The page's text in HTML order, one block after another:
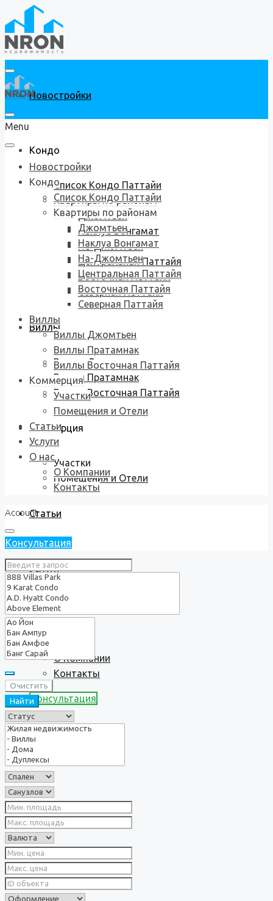
Новостройки
Кондо
Список Кондо Паттайи
Квартиры по районам
Джомтьен
Наклуа Вонгамат
На-Джомтьен
Центральная Паттайя
Восточная Паттайя
Северная Паттайя
Виллы
Виллы Джомтьен
Виллы Пратамнак
Виллы Восточная Паттайя
Коммерция
Участки
Помещения и Отели
Статьи
Услуги
О нас
О Компании
Контакты
Консультация
Menu
Новостройки
Кондо
Список Кондо Паттайи
Квартиры по районам
Джомтьен
Наклуа Вонгамат
На-Джомтьен
Центральная Паттайя
Восточная Паттайя
Северная Паттайя
Виллы
Виллы Джомтьен
Виллы Пратамнак
Виллы Восточная Паттайя
Коммерция
Участки
Помещения и Отели
Статьи
Услуги
О нас
О Компании
Контакты
Account
Консультация
Очистить
Найти